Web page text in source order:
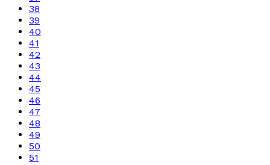
38
39
40
41
42
43
44
45
46
47
48
49
50
51